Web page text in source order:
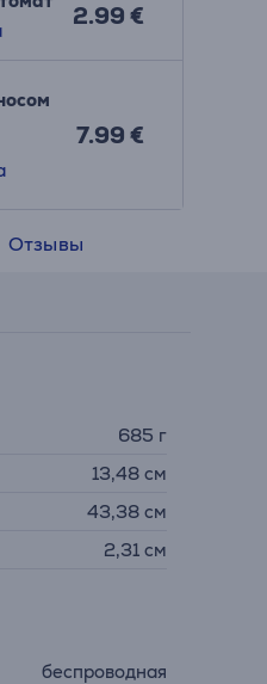
2.99 €
7.99 €
Отзывы
685 г
13,48 см
43,38 см
2,31 см
беспроводная